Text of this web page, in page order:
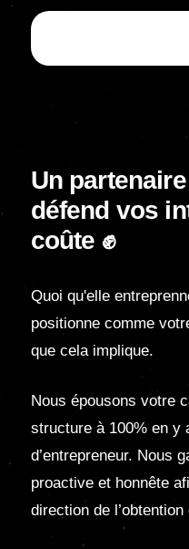
Un
défend vos
coûte ✊
Quoi qu'elle
positionne comme
que cela implique.
Nous épousons votre
structure à 100% en y
d’entrepreneur. Nous
proactive et honnête
direction de